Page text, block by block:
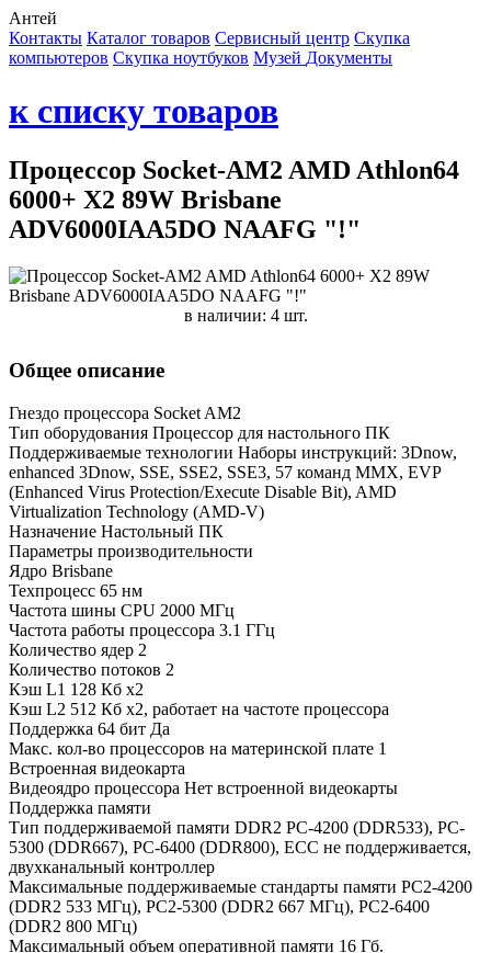
Антей
Контакты Каталог товаров Сервисный центр Cкупка
компьютеров Cкупка ноутбуков Музей Документы
к списку товаров
Процессор Socket-AM2 AMD Athlon64
6000+ X2 89W Brisbane
ADV6000IAA5DO NAAFG "!"
в наличии: 4 шт.
Общее описание
Гнездо процессора Socket AM2
Тип оборудования Процессор для настольного ПК
Поддерживаемые технологии Наборы инструкций: 3Dnow,
enhanced 3Dnow, SSE, SSE2, SSE3, 57 команд MMX, EVP
(Enhanced Virus Protection/Execute Disable Bit), AMD
Virtualization Technology (AMD-V)
Назначение Настольный ПК
Параметры производительности
Ядро Brisbane
Техпроцесс 65 нм
Частота шины CPU 2000 МГц
Частота работы процессора 3.1 ГГц
Количество ядер 2
Количество потоков 2
Кэш L1 128 Кб x2
Кэш L2 512 Кб x2, работает на частоте процессора
Поддержка 64 бит Да
Макс. кол-во процессоров на материнской плате 1
Встроенная видеокарта
Видеоядро процессора Нет встроенной видеокарты
Поддержка памяти
Тип поддерживаемой памяти DDR2 PC-4200 (DDR533), PC-
5300 (DDR667), PC-6400 (DDR800), ECC не поддерживается,
двухканальный контроллер
Максимальные поддерживаемые стандарты памяти PC2-4200
(DDR2 533 МГц), PC2-5300 (DDR2 667 МГц), PC2-6400
(DDR2 800 МГц)
Максимальный объем оперативной памяти 16 Гб.